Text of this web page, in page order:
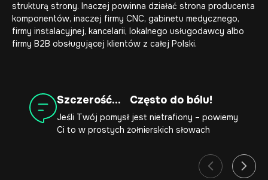
strukturą strony. Inaczej powinna działać strona producenta
komponentów, inaczej firmy CNC, gabinetu medycznego,
firmy instalacyjnej, kancelarii, lokalnego usługodawcy albo
firmy B2B obsługującej klientów z całej Polski.
Szczerość... Często do bólu!
Jeśli Twój pomysł jest nietrafiony – powiemy
Ci to w prostych żołnierskich słowach